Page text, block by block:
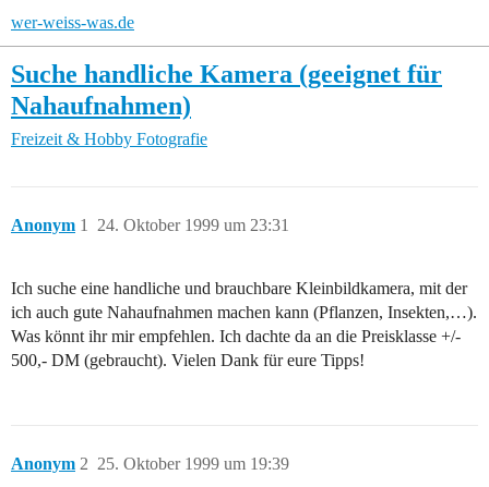
wer-weiss-was.de
Suche handliche Kamera (geeignet für
Nahaufnahmen)
Freizeit & Hobby Fotografie
Anonym 24. Oktober 1999 um 23:31
1
Ich suche eine handliche und brauchbare Kleinbildkamera, mit der
ich auch gute Nahaufnahmen machen kann (Pflanzen, Insekten,…).
Was könnt ihr mir empfehlen. Ich dachte da an die Preisklasse +/-
500,- DM (gebraucht). Vielen Dank für eure Tipps!
Anonym 25. Oktober 1999 um 19:39
2